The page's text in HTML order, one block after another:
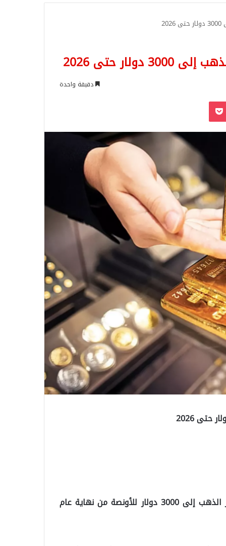
حتى 2026
دقيقة واحدة
‫Pocket
أعلنت جولدمان ساكس عن تأجيل توقعاتها لوصول سعر الذهب إلى 3000 دولار للأونصة من نهاية عام